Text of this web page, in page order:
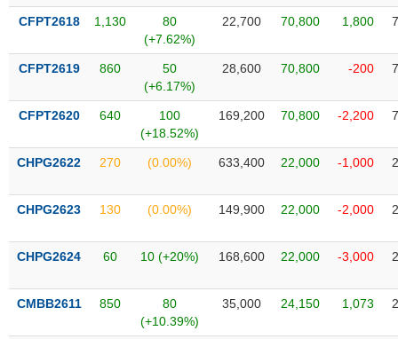
CFPT2618 1,130
80
(+7.62%)
22,700 70,800 1,800
CFPT2619 860
50
(+6.17%)
28,600 70,800 -200
CFPT2620 640
100
(+18.52%)
169,200 70,800 -2,200
CHPG2622 270 (0.00%) 633,400 22,000 -1,000
CHPG2623 130 (0.00%) 149,900 22,000 -2,000
CHPG2624 60 10 (+20%) 168,600 22,000 -3,000
CMBB2611 850
80
(+10.39%)
35,000 24,150 1,073
THÔNG
VỤ
TRUYỀN
ÍCH